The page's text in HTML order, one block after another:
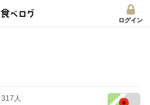
ログイン
317 人